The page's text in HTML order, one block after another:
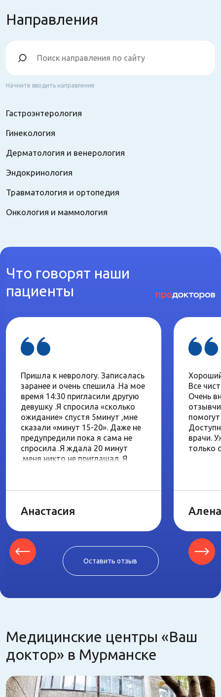
Направления
Начните вводить направление
Гастроэнтерология
Гинекология
Дерматология и венерология
Эндокринология
Травматология и ортопедия
Онкология и маммология
Что говорят наши
пациенты
Пришла к неврологу. Записалась
заранее и очень спешила .На мое
время 14:30 пригласили другую
девушку .Я спросила «сколько
ожидание» спустя 5минут ,мне
сказали «минут 15-20». Даже не
предупредили пока я сама не
спросила .Я ждала 20 минут
,меня никто не приглашал .Я
могла ,так как в 15 часов у меня
ли перезаписаться с
и сумма на следующую запись
выше .Прием так и не состоялся
Анастасия
Все
Очень
врачи.
только
Оставить отзыв
Медицинские центры «Ваш
доктор» в Мурманске